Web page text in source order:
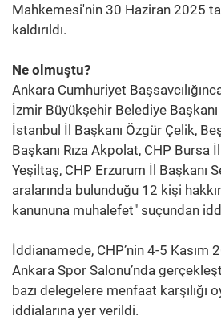
Mahkemesi'nin 30 Haziran 2025
kaldırıldı.
Ne olmuştu?
Ankara Cumhuriyet
İzmir Büyükşehir Belediye Başkanı
İstanbul İl Başkanı Özgür Çelik,
Başkanı Rıza Akpolat, CHP Bursa
Yeşiltaş, CHP Erzurum İl Başkanı
aralarında bulunduğu 12 kişi
kanununa muhalefet" suçundan
İddianamede, CHP’nin 4-5 Kasım
Ankara Spor Salonu’nda
bazı delegelere menfaat karşılığı
iddialarına yer verildi.